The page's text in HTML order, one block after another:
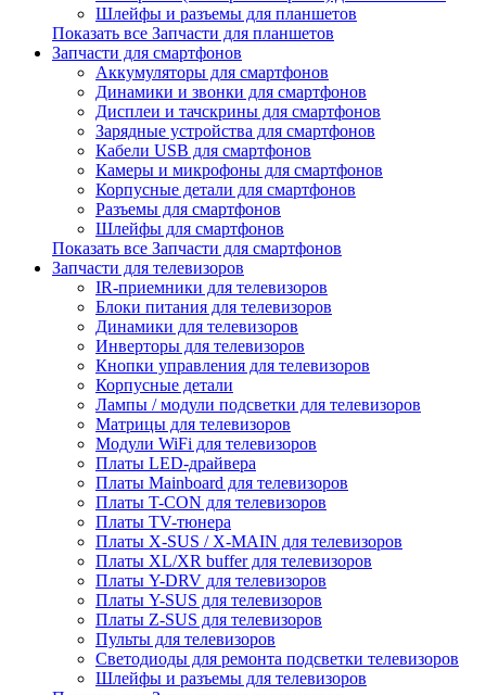
Шлейфы и разъемы для планшетов
Показать все Запчасти для планшетов
Запчасти для смартфонов
Аккумуляторы для смартфонов
Динамики и звонки для смартфонов
Дисплеи и тачскрины для смартфонов
Зарядные устройства для смартфонов
Кабели USB для смартфонов
Камеры и микрофоны для смартфонов
Корпусные детали для смартфонов
Разъемы для смартфонов
Шлейфы для смартфонов
Показать все Запчасти для смартфонов
Запчасти для телевизоров
IR-приемники для телевизоров
Блоки питания для телевизоров
Динамики для телевизоров
Инверторы для телевизоров
Кнопки управления для телевизоров
Корпусные детали
Лампы / модули подсветки для телевизоров
Матрицы для телевизоров
Модули WiFi для телевизоров
Платы LED-драйвера
Платы Mainboard для телевизоров
Платы T-CON для телевизоров
Платы TV-тюнера
Платы X-SUS / X-MAIN для телевизоров
Платы XL/XR buffer для телевизоров
Платы Y-DRV для телевизоров
Платы Y-SUS для телевизоров
Платы Z-SUS для телевизоров
Пульты для телевизоров
Светодиоды для ремонта подсветки телевизоров
Шлейфы и разъемы для телевизоров